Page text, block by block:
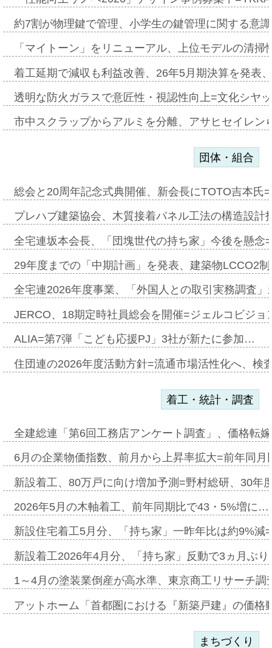
約7割が物理鍵で管理、小学生の鍵管理に関する意
「マイトーン」をリニューアル、上位モデルの清
着工延期で減収も利益改善、26年5月期決算を発表
透明な防火ガラスで意匠性・視認性向上=文化シヤ
市中スクラップからアルミを分離、アサヒセイレ
団体・組合
総会と20周年記念式典開催、新会長にTOTO吉本氏
プレハブ建築協会、木質接着パネル工法の構造設
全宅連坂本会長、「団塊世代の持ち家」今後を懸
29年度までの「中期計画」を発表、建築物LCCO2
全宅連2026年度事業、「外国人との取引実務調査
JERCO、18期定時社員総会を開催=ジェルコビジ
ALIA=第7弾「こども応援PJ」3社が新たに参加…
住団連の2026年度活動方針=流通市場活性化へ、検
着工・統計・調査
全建総連「第6回工務店アンケート調査」、価格転
6月の企業物価指数、前月から上昇率拡大=前年同
新設着工、80万戸に向け増加予測=野村総研、30年
2026年5月の木軸着工、前年同期比で43・5%増に…
新設住宅着工5月分、「持ち家」一昨年比は約9%
新設着工2026年4月分、「持ち家」反動で3ヵ月ぶ
1～4月の塗装業倒産が高水準、東京商工リサーチ
アットホーム「首都圏における『新築戸建』の価
まちづくり